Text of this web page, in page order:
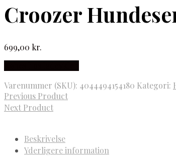
Croozer
699,00 kr.
Varenummer (SKU): 4044494154180 Kategori:
Previous Product
Next Product
Beskrivelse
Yderligere information